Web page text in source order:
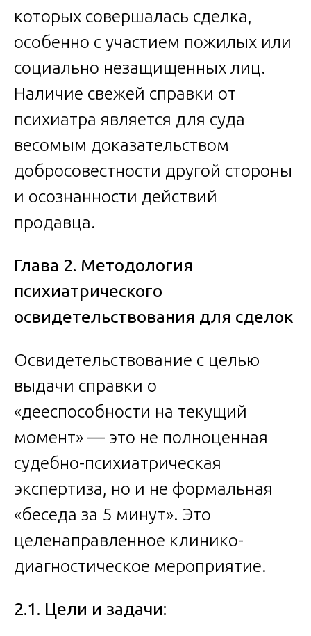
которых совершалась сделка,
особенно с участием пожилых или
социально незащищенных лиц.
Наличие свежей справки от
психиатра является для суда
весомым доказательством
добросовестности другой стороны
и осознанности действий
продавца.
Глава 2. Методология
психиатрического
освидетельствования для сделок
Освидетельствование с целью
выдачи справки о
«дееспособности на текущий
момент» — это не полноценная
судебно-психиатрическая
экспертиза, но и не формальная
«беседа за 5 минут». Это
целенаправленное клинико-
диагностическое мероприятие.
2.1. Цели и задачи: